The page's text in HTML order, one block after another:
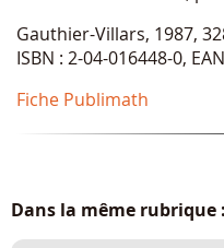
Gauthier-Villars, 1987,
ISBN : 2-04-016448-0,
Fiche Publimath
Dans la même rubrique :